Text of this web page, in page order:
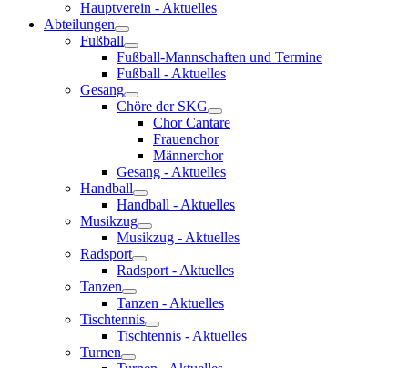
Hauptverein - Aktuelles
Abteilungen
Fußball
Fußball-Mannschaften und Termine
Fußball - Aktuelles
Gesang
Chöre der SKG
Chor Cantare
Frauenchor
Männerchor
Gesang - Aktuelles
Handball
Handball - Aktuelles
Musikzug
Musikzug - Aktuelles
Radsport
Radsport - Aktuelles
Tanzen
Tanzen - Aktuelles
Tischtennis
Tischtennis - Aktuelles
Turnen